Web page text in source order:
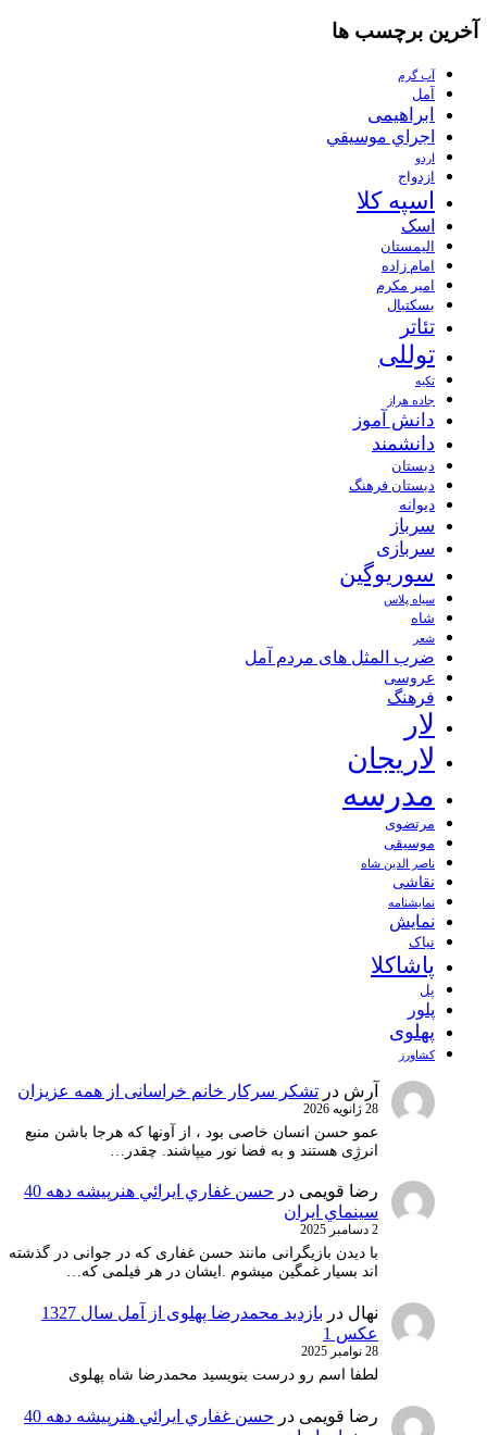
آخرین برچسب ها
آب گرم
آمل
ابراهیمی
اجراي موسيقي
اردو
ازدواج
اسپه کلا
اسک
الیمستان
امام زاده
امیر مکرم
بسکتبال
تئاتر
توللی
تکیه
جاده هراز
دانش آموز
دانشمند
دبستان
دبستان فرهنگ
دیوانه
سرباز
سربازی
سوریوگین
سیاه پلاس
شاه
شعر
ضرب المثل های مردم آمل
عروسی
فرهنگ
لار
لاریجان
مدرسه
مرتضوی
موسیقی
ناصر الدین شاه
نقاشی
نمايشنامه
نمایش
نیاک
پاشاکلا
پل
پلور
پهلوی
کشاورز
آرش در تشکر سرکار خانم خراسانی از همه عزیزان
28 ژانویه 2026
عمو حسن انسان خاصی بود ، از آونها که هرجا باشن منبع
انرژِی هستند و به فضا نور میپاشند. چقدر…
رضا قویمی در
حسن غفاري ايرائي هنرپيشه دهه 40
سينماي ايران
2 دسامبر 2025
با دیدن بازیگرانی مانند حسن غفاری که در جوانی در گذشته
اند بسیار غمگین میشوم .ایشان در هر فیلمی که…
نهال در
بازدید محمدرضا پهلوی از آمل سال 1327
عکس 1
28 نوامبر 2025
لطفا اسم رو درست بنویسید محمدرضا شاه پهلوی
رضا قویمی در
حسن غفاري ايرائي هنرپيشه دهه 40